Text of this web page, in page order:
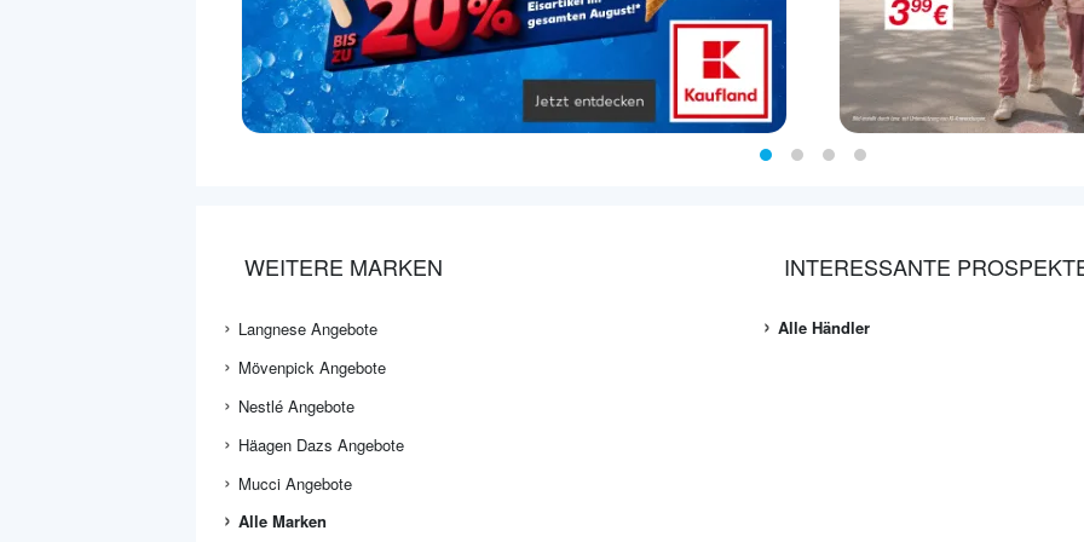
WEITERE MARKEN
Langnese Angebote
Mövenpick Angebote
Nestlé Angebote
Häagen Dazs Angebote
Mucci Angebote
Alle Marken
INTERESSANTE
Alle Händler